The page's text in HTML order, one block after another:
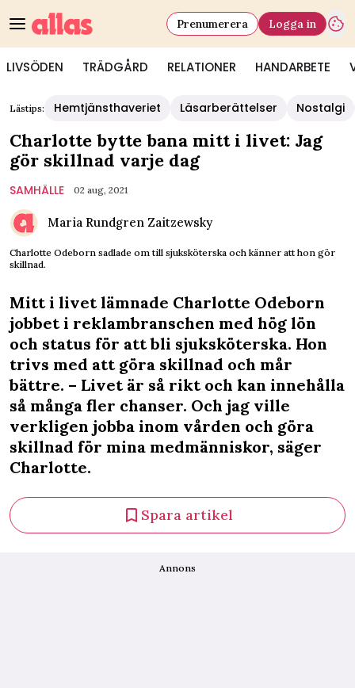
LIVSÖDEN TRÄDGÅRD RELATIONER HANDARBETE
Prenumerera Logga in
Lästips: Hemtjänsthaveriet Läsarberättelser Nostalgi
Charlotte bytte bana mitt i livet: Jag
gör skillnad varje dag
SAMHÄLLE 02 aug, 2021
Maria Rundgren Zaitzewsky
Charlotte Odeborn sadlade om till sjuksköterska och känner att hon gör
skillnad.
Mitt i livet lämnade Charlotte Odeborn
jobbet i reklambranschen med hög lön
och status för att bli sjuksköterska. Hon
trivs med att göra skillnad och mår
bättre. – Livet är så rikt och kan innehålla
så många fler chanser. Och jag ville
verkligen jobba inom vården och göra
skillnad för mina medmänniskor, säger
Charlotte.
Spara artikel
Annons